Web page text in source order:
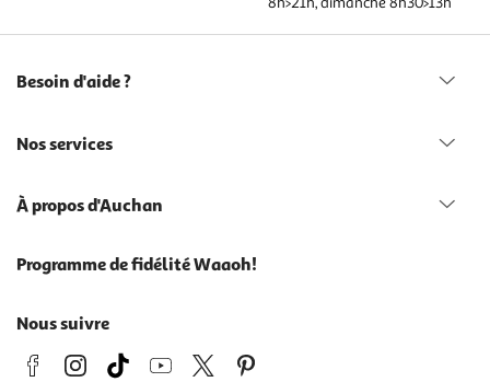
Besoin d'aide ?
Nos services
À propos d'Auchan
Programme de fidélité Waaoh!
Nous suivre